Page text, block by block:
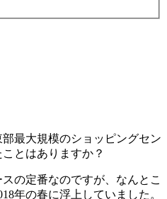
最大規模のショッピングセン
とはありますか？
の定番なのですが、なんとこ
年の春に浮上していました。